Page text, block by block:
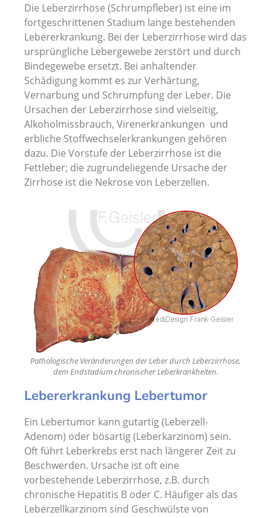
Die Leberzirrhose (Schrumpfleber) ist eine im
fortgeschrittenen Stadium lange bestehenden
Lebererkrankung. Bei der Leberzirrhose wird das
ursprüngliche Lebergewebe zerstört und durch
Bindegewebe ersetzt. Bei anhaltender
Schädigung kommt es zur Verhärtung,
Vernarbung und Schrumpfung der Leber. Die
Ursachen der Leberzirrhose sind vielseitig,
Alkoholmissbrauch, Virenerkrankungen und
erbliche Stoffwechselerkrankungen gehören
dazu. Die Vorstufe der Leberzirrhose ist die
Fettleber; die zugrundeliegende Ursache der
Zirrhose ist die Nekrose von Leberzellen.
Pathologische Veränderungen der Leber durch Leberzirrhose,
dem Endstadium chronischer Leberkrankheiten.
Lebererkrankung Lebertumor
Ein Lebertumor kann gutartig (Leberzell-
Adenom) oder bösartig (Leberkarzinom) sein.
Oft führt Leberkrebs erst nach längerer Zeit zu
Beschwerden. Ursache ist oft eine
vorbestehende Leberzirrhose, z.B. durch
chronische Hepatitis B oder C. Häufiger als das
Leberzellkarzinom sind Geschwülste von